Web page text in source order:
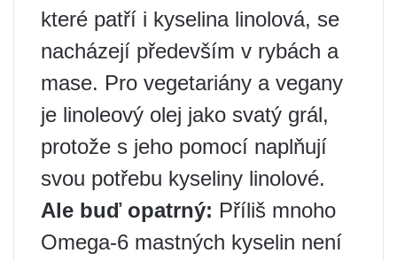
které patří i kyselina linolová, se
nacházejí především v rybách a
mase. Pro vegetariány a vegany
je linoleový olej jako svatý grál,
protože s jeho pomocí naplňují
svou potřebu kyseliny linolové.
Ale buď opatrný: Příliš mnoho
Omega-6 mastných kyselin není